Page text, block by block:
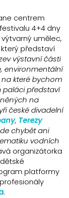
centrem
festivalu 4+4 dny
umělec,
který představí
výstavní části
environmentální
které bychom
paláci představí
na
české divadelní
, Terezy
chybět ani
vodních
organizátorka
platformy
.